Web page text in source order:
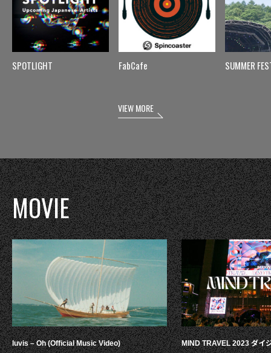
SPOTLIGHT FabCafe SUMMER
VIEW MORE
MOVIE
luvis – Oh (Official Music Video) MIND TRAVEL 2023 ダイ